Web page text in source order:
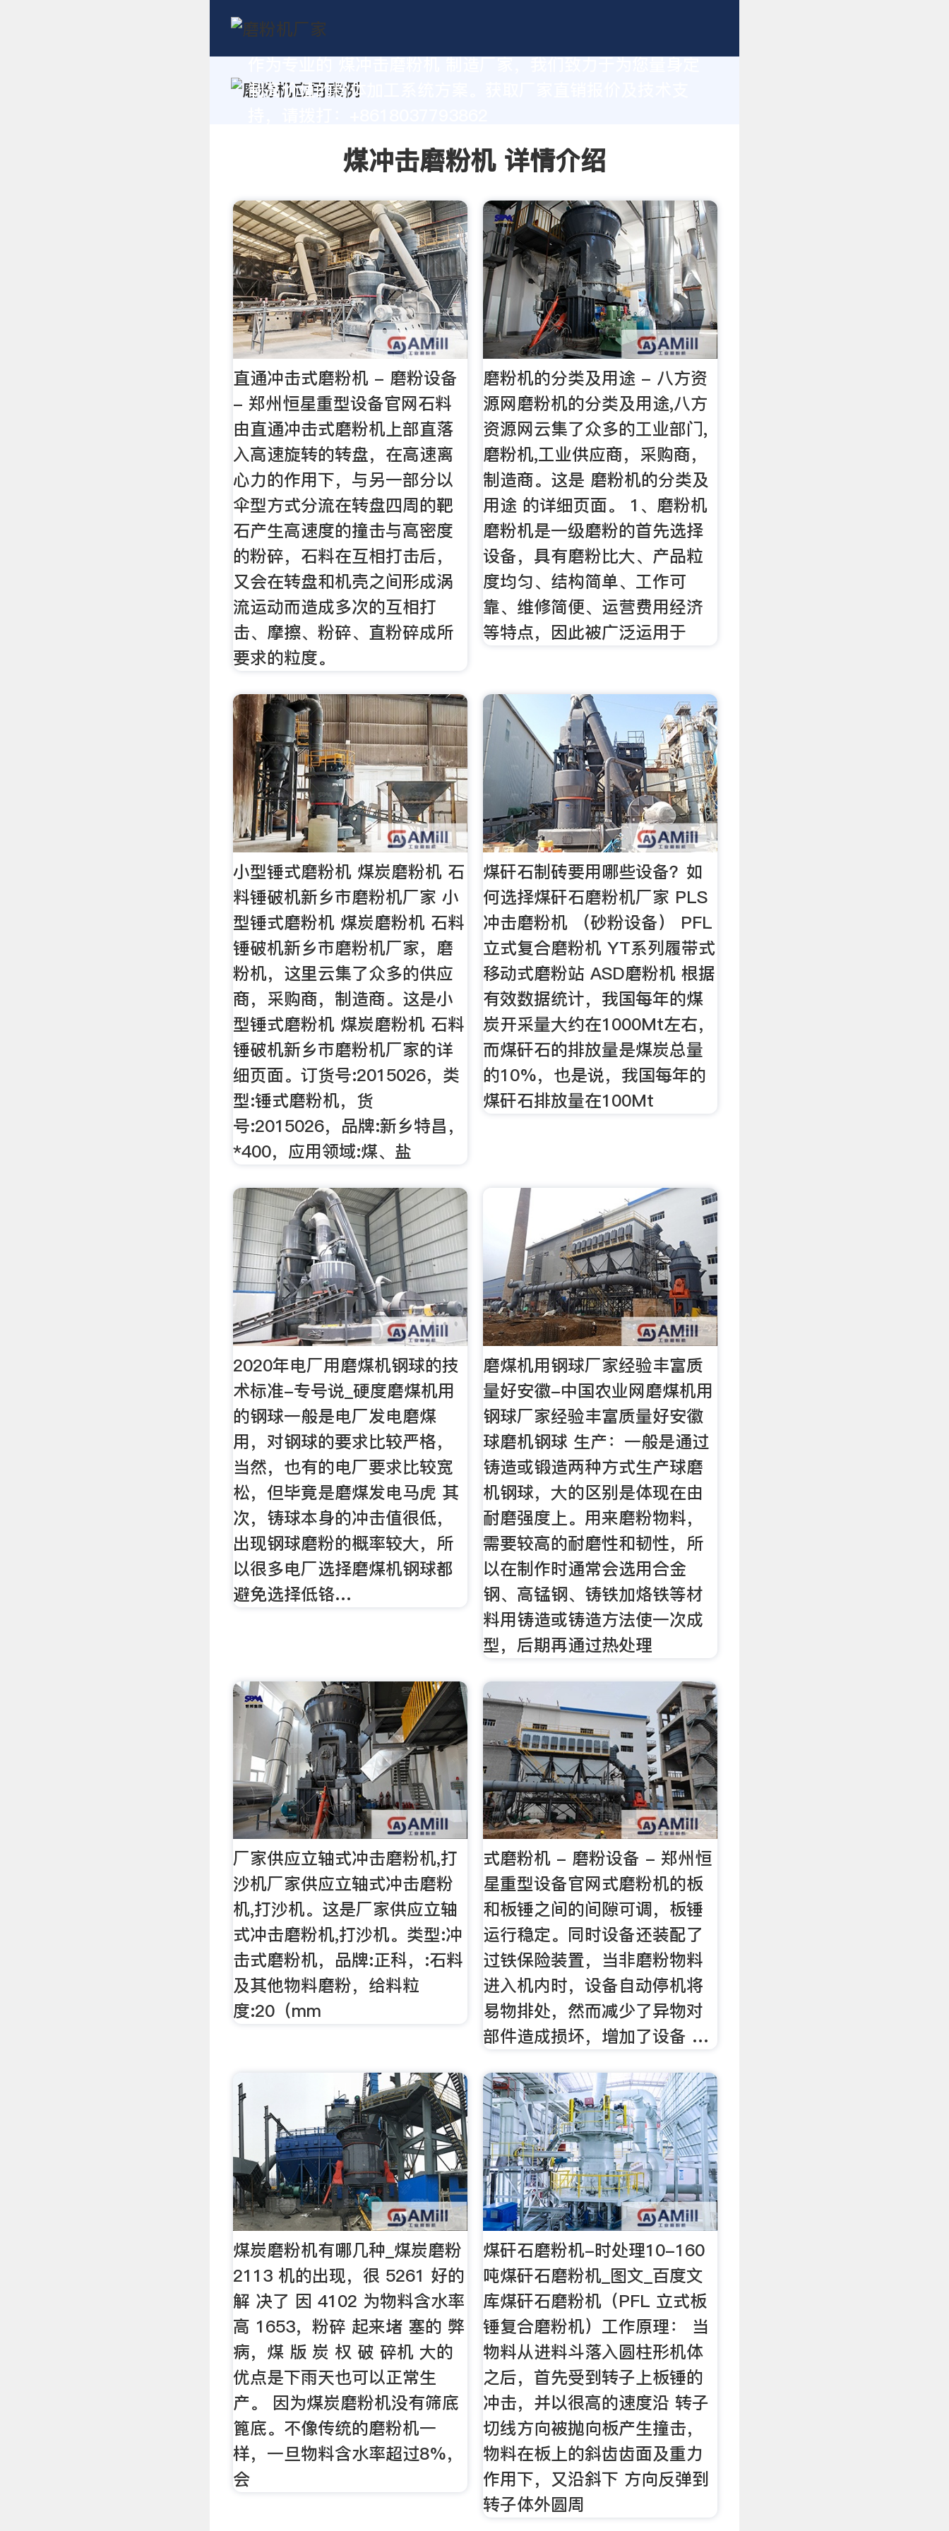
制高价值的粉体加工系统方案。获取厂家直销报价及技术支
煤冲击磨粉机 详情介绍
直通冲击式磨粉机 - 磨粉设备
- 郑州恒星重型设备官网石料
由直通冲击式磨粉机上部直落
入高速旋转的转盘，在高速离
心力的作用下，与另一部分以
伞型方式分流在转盘四周的靶
石产生高速度的撞击与高密度
的粉碎，石料在互相打击后，
又会在转盘和机壳之间形成涡
流运动而造成多次的互相打
击、摩擦、粉碎、直粉碎成所
要求的粒度。
磨粉机的分类及用途 - 八方资
源网磨粉机的分类及用途,八方
资源网云集了众多的工业部门,
磨粉机,工业供应商，采购商，
制造商。这是 磨粉机的分类及
用途 的详细页面。 1、磨粉机
磨粉机是一级磨粉的首先选择
设备，具有磨粉比大、产品粒
度均匀、结构简单、工作可
靠、维修简便、运营费用经济
等特点，因此被广泛运用于
小型锤式磨粉机 煤炭磨粉机 石
料锤破机新乡市磨粉机厂家 小
型锤式磨粉机 煤炭磨粉机 石料
锤破机新乡市磨粉机厂家，磨
粉机，这里云集了众多的供应
商，采购商，制造商。这是小
型锤式磨粉机 煤炭磨粉机 石料
锤破机新乡市磨粉机厂家的详
细页面。订货号:2015026，类
型:锤式磨粉机，货
号:2015026，品牌:新乡特昌，
*400，应用领域:煤、盐
煤矸石制砖要用哪些设备？如
何选择煤矸石磨粉机厂家 PLS
冲击磨粉机 （砂粉设备） PFL
立式复合磨粉机 YT系列履带式
移动式磨粉站 ASD磨粉机 根据
有效数据统计，我国每年的煤
炭开采量大约在1000Mt左右，
而煤矸石的排放量是煤炭总量
的10%，也是说，我国每年的
煤矸石排放量在100Mt
2020年电厂用磨煤机钢球的技
术标准-专号说_硬度磨煤机用
的钢球一般是电厂发电磨煤
用，对钢球的要求比较严格，
当然，也有的电厂要求比较宽
松，但毕竟是磨煤发电马虎 其
次，铸球本身的冲击值很低，
出现钢球磨粉的概率较大，所
以很多电厂选择磨煤机钢球都
避免选择低铬…
磨煤机用钢球厂家经验丰富质
量好安徽-中国农业网磨煤机用
钢球厂家经验丰富质量好安徽
球磨机钢球 生产：一般是通过
铸造或锻造两种方式生产球磨
机钢球，大的区别是体现在由
耐磨强度上。用来磨粉物料，
需要较高的耐磨性和韧性，所
以在制作时通常会选用合金
钢、高锰钢、铸铁加烙铁等材
料用铸造或铸造方法使一次成
型，后期再通过热处理
厂家供应立轴式冲击磨粉机,打
沙机厂家供应立轴式冲击磨粉
机,打沙机。这是厂家供应立轴
式冲击磨粉机,打沙机。类型:冲
击式磨粉机，品牌:正科，:石料
及其他物料磨粉，给料粒
度:20（mm
式磨粉机 - 磨粉设备 - 郑州恒
星重型设备官网式磨粉机的板
和板锤之间的间隙可调，板锤
运行稳定。同时设备还装配了
过铁保险装置，当非磨粉物料
进入机内时，设备自动停机将
易物排处，然而减少了异物对
部件造成损坏，增加了设备 …
煤炭磨粉机有哪几种_煤炭磨粉
2113 机的出现，很 5261 好的
解 决了 因 4102 为物料含水率
高 1653，粉碎 起来堵 塞的 弊
病，煤 版 炭 权 破 碎机 大的
优点是下雨天也可以正常生
产。 因为煤炭磨粉机没有筛底
篦底。不像传统的磨粉机一
样，一旦物料含水率超过8%，
会
煤矸石磨粉机-时处理10-160
吨煤矸石磨粉机_图文_百度文
库煤矸石磨粉机（PFL 立式板
锤复合磨粉机）工作原理： 当
物料从进料斗落入圆柱形机体
之后，首先受到转子上板锤的
冲击，并以很高的速度沿 转子
切线方向被抛向板产生撞击，
物料在板上的斜齿齿面及重力
作用下，又沿斜下 方向反弹到
转子体外圆周